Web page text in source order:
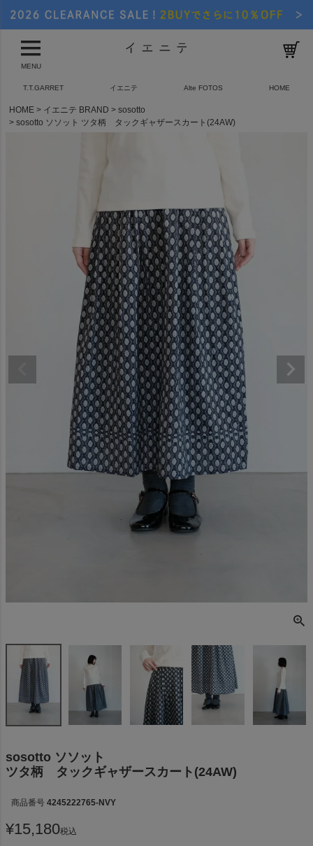
MENU
T.T.GARRET イエニテ Alte FOTOS HOME
HOME イエニテ BRAND
sosotto
sosotto ソソット ツタ柄 タックギャザースカート(24AW)
sosotto ソソット
ツタ柄 タックギャザースカート(24AW)
商品番号 4245222765-NVY
¥15,180税込